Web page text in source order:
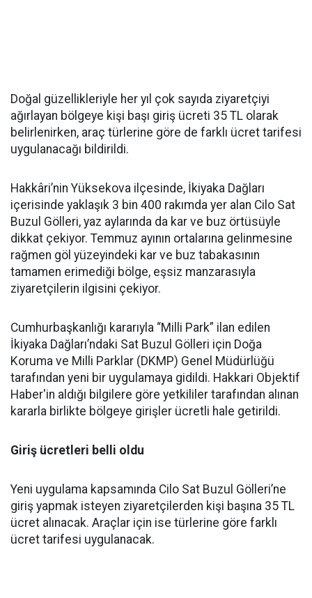
Doğal güzellikleriyle her yıl çok sayıda ziyaretçiyi
ağırlayan bölgeye kişi başı giriş ücreti 35 TL olarak
belirlenirken, araç türlerine göre de farklı ücret tarifesi
uygulanacağı bildirildi.
Hakkâri’nin Yüksekova ilçesinde, İkiyaka Dağları
içerisinde yaklaşık 3 bin 400 rakımda yer alan Cilo Sat
Buzul Gölleri, yaz aylarında da kar ve buz örtüsüyle
dikkat çekiyor. Temmuz ayının ortalarına gelinmesine
rağmen göl yüzeyindeki kar ve buz tabakasının
tamamen erimediği bölge, eşsiz manzarasıyla
ziyaretçilerin ilgisini çekiyor.
Cumhurbaşkanlığı kararıyla “Milli Park” ilan edilen
İkiyaka Dağları’ndaki Sat Buzul Gölleri için Doğa
Koruma ve Milli Parklar (DKMP) Genel Müdürlüğü
tarafından yeni bir uygulamaya gidildi. Hakkari Objektif
Haber'in aldığı bilgilere göre yetkililer tarafından alınan
kararla birlikte bölgeye girişler ücretli hale getirildi.
Giriş ücretleri belli oldu
Yeni uygulama kapsamında Cilo Sat Buzul Gölleri’ne
giriş yapmak isteyen ziyaretçilerden kişi başına 35 TL
ücret alınacak. Araçlar için ise türlerine göre farklı
ücret tarifesi uygulanacak.